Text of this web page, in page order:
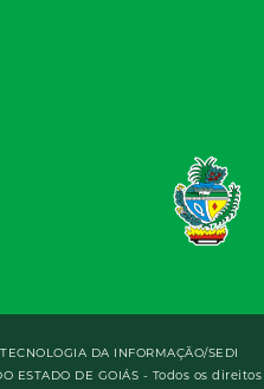
DA INFORMAÇÃO/SEDI
ESTADO DE GOIÁS - Todos os direitos